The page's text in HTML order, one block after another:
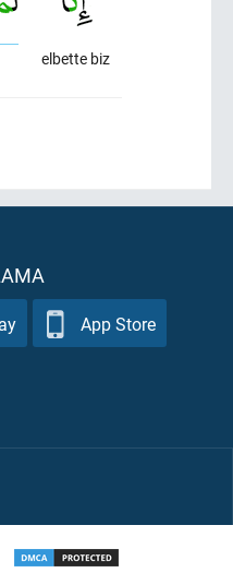
elbette biz
App Store